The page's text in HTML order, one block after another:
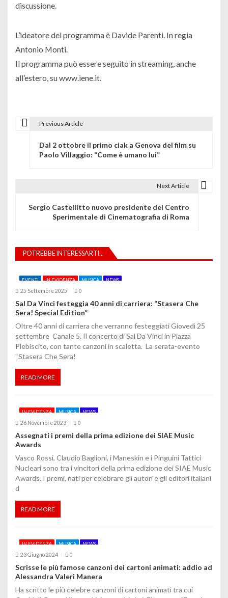
discussione.
L’ideatore del programma è Davide Parenti. In regia
Antonio Monti.
Il programma può essere seguito in streaming, anche
all’estero, su www.iene.it.
i
o
n
e
a
r
t
i
c
o
l
i
Previous Article
Dal 2 ottobre il primo ciak a Genova del film su
Paolo Villaggio: “Come è umano lui”
Next Article
Sergio Castellitto nuovo presidente del Centro
Sperimentale di Cinematografia di Roma
POTREBBE INTERESSARTI...
EVENTI IN EVIDENZA MUSICA NEWS
25 Settembre 2025 0
Sal Da Vinci festeggia 40 anni di carriera: “Stasera Che
Sera! Special Edition”
Oltre 40 anni di carriera che verranno festeggiati Giovedì 25
settembre Canale 5. Il concerto di Sal Da Vinci in Piazza
Plebiscito, con tante canzoni in scaletta. La serata-evento
“Stasera Che Sera!
READ MORE
IN EVIDENZA MUSICA NEWS
26 Novembre 2023 0
Assegnati i premi della prima edizione dei SIAE Music
Awards
Vasco Rossi, Claudio Baglioni, i Maneskin e i Pinguini Tattici
Nucleari sono tra i vincitori della prima edizione dei SIAE Music
Awards. I premi, nati per celebrare gli autori e gli editori italiani
d
READ MORE
IN EVIDENZA MUSICA NEWS
23 Giugno 2024 0
Scrisse le più famose canzoni dei cartoni animati: addio ad
Alessandra Valeri Manera
Ha scritto le più celebre canzoni di cartoni animati tra cui